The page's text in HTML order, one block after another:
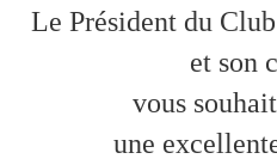
Le Président du
et son
vous
une